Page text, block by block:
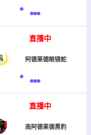
直播中
阿德莱德眼镜蛇
直播中
南阿德莱德黑豹